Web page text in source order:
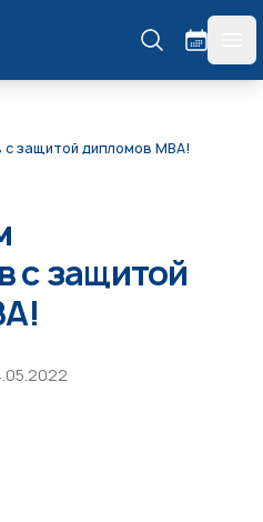
защитой дипломов MBA!
с защитой